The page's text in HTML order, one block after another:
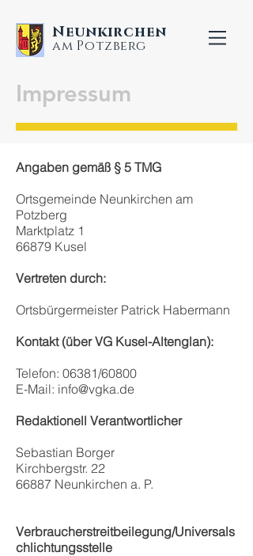
Neunkirchen
am Potzberg
Impressum
Angaben gemäß § 5 TMG
Ortsgemeinde Neunkirchen am
Potzberg
Marktplatz 1
66879 Kusel
Vertreten durch:
Ortsbürgermeister Patrick Habermann
Kontakt (über VG Kusel-Altenglan):
Telefon: 06381/60800
E-Mail: info@vgka.de
Redaktionell Verantwortlicher
Sebastian Borger
Kirchbergstr. 22
66887 Neunkirchen a. P.
Verbraucherstreitbeilegung/Universals
chlichtungsstelle